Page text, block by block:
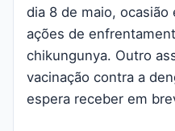
dia 8 de maio, ocasião
ações de
chikungunya. Outro
vacinação contra a
espera receber em